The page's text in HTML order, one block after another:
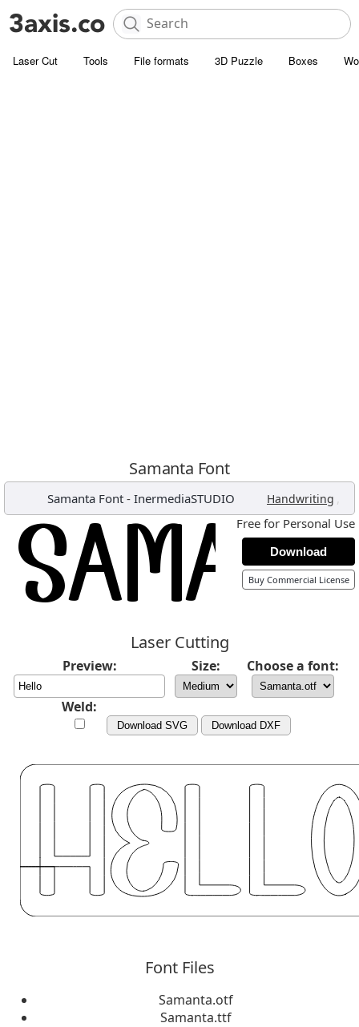
Laser Cut Tools File formats 3D Puzzle Boxes
Samanta Font
Samanta Font- InermediaSTUDIO Handwriting ,
Free for Personal Use
Download
Buy Commercial License
Laser Cutting
Preview: Size: Choose a font:
Weld:
Download SVG Download DXF
Font Files
Samanta.otf
Samanta.ttf